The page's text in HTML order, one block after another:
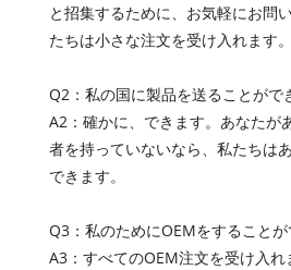
と招集するために、お気軽にお問
たちは小さな注文を受け入れます。
Q2：私の国に製品を送ることがで
A2：確かに、できます。あなたが
者を持っていないなら、私たちは
できます。
Q3：私のためにOEMをすることが
A3：すべてのOEM注文を受け入れ